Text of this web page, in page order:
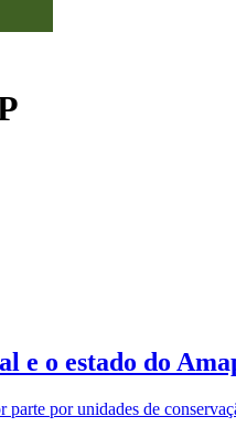
e o estado do
por unidades de